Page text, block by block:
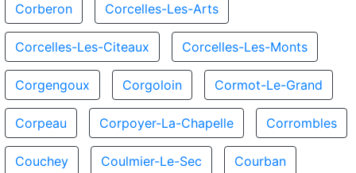
Corberon Corcelles-Les-Arts
Corcelles-Les-Citeaux Corcelles-Les-Monts
Corgengoux Corgoloin Cormot-Le-Grand
Corpeau Corpoyer-La-Chapelle Corrombles
Couchey Coulmier-Le-Sec Courban